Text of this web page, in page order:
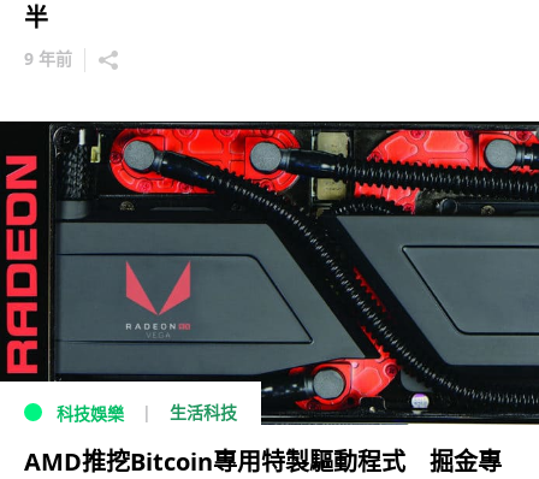
半
9 年前
科技娛樂 生活科技
AMD推挖Bitcoin專用特製驅動程式 掘金專